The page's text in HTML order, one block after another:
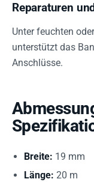
Reparaturen
Unter feuchten
unterstützt das
Anschlüsse.
Breite: 19 mm
Länge: 20 m